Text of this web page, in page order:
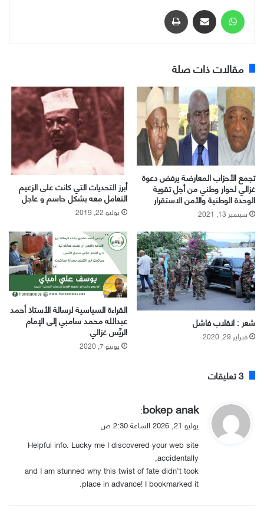
واتساب مشاركة عبر البريد
مقالات ذات صلة
تجمع الأحزاب المعارضة يرفض دعوة
غزالي لحوار وطني من أجل تقوية
الوحدة الوطنية والأمن الاستقرار
سبتمبر 13, 2021
أبرز التحديات التي كانت على الزعيم
التعامل معه بشكل حاسم و عاجل
يوليو 22, 2019
شعر : انقلاب فاشل
فبراير 29, 2020
القراءة السياسية لرسالة الأستاذ أحمد
عبدالله محمد سامبي إلى الإمام
الريِّس غزالي
يونيو 7, 2020
‫3 تعليقات
ي
و
ل
bokep anak
:
يوليو 21, 2026 الساعة 2:30 ص
Helpful info. Lucky me I discovered your web site
accidentally,
and I am stunned why this twist of fate didn’t took
place in advance! I bookmarked it.